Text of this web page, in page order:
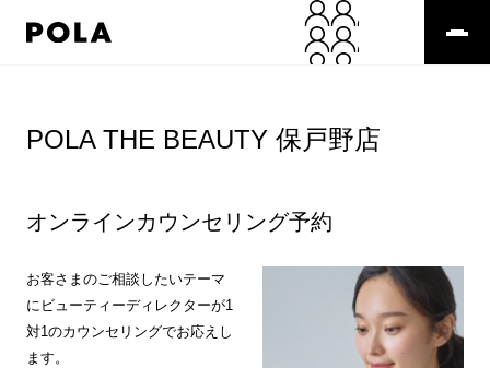
POLA THE BEAUTY 保戸野店
オンラインカウンセリング予約
お客さまのご相談したいテーマ
にビューティーディレクターが1
対1のカウンセリングでお応えし
ます。